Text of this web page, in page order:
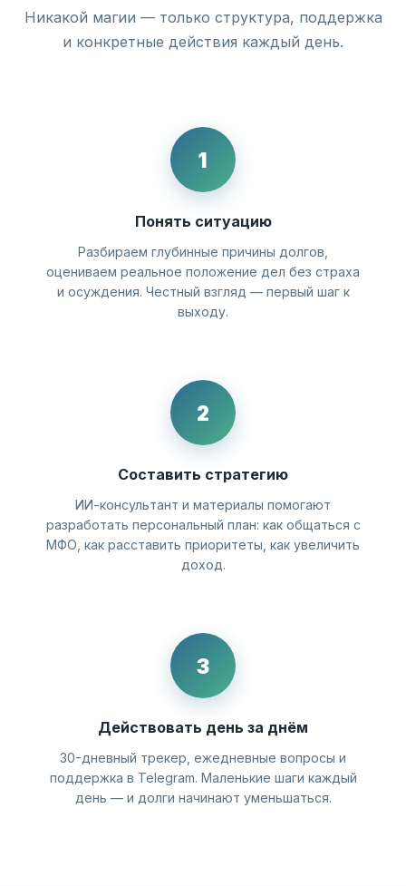
Никакой магии — только структура, поддержка
и конкретные действия каждый день.
1
Понять ситуацию
Разбираем глубинные причины долгов,
оцениваем реальное положение дел без страха
и осуждения. Честный взгляд — первый шаг к
выходу.
2
Составить стратегию
ИИ-консультант и материалы помогают
разработать персональный план: как общаться с
МФО, как расставить приоритеты, как увеличить
доход.
3
Действовать день за днём
30-дневный трекер, ежедневные вопросы и
поддержка в Telegram. Маленькие шаги каждый
день — и долги начинают уменьшаться.